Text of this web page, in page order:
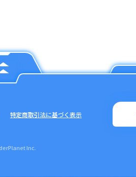
特定商取引法に基づく表示
Inc.